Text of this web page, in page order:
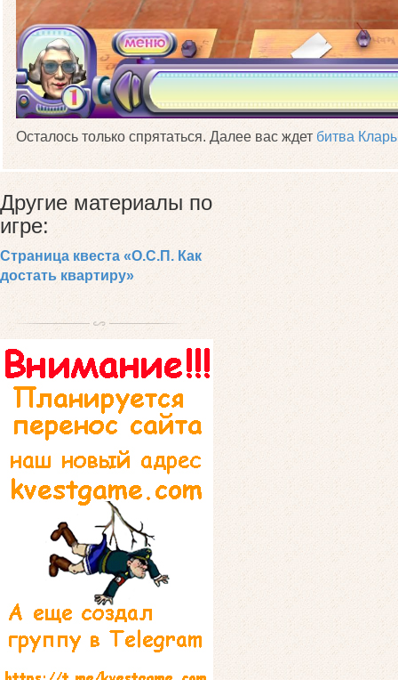
Осталось только спрятаться. Далее вас ждет битва
Другие материалы по
игре:
Страница квеста «О.С.П. Как
достать квартиру»